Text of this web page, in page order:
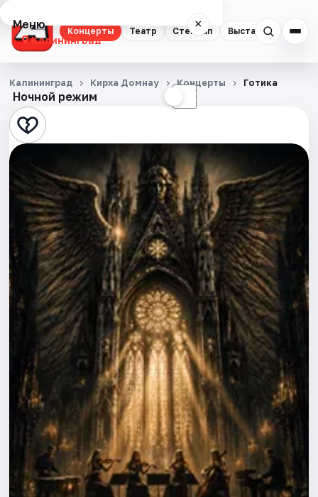
Концерты Театр Стендап Выставки
Меню ×
Калининград
Концерты
Театр
Стендап
Выставки
Экскурсии
Спорт
События
Города
Площадки
Артисты
Рейтинги
Ночной режим ☾
Калининград Кирха Домнау Концерты Готика